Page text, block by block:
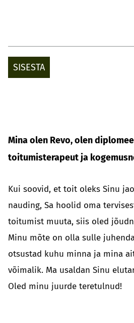
Mina olen Revo, olen
toitumisterapeut ja
Kui soovid, et toit oleks Sinu
nauding, Sa hoolid oma
toitumist muuta, siis oled
Minu mõte on olla sulle
otsustad kuhu minna ja mina
võimalik. Ma usaldan Sinu
Oled minu juurde teretulnud!